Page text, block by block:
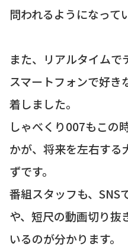
問われるようになって
また、リアルタイムで
スマートフォンで好き
着しました。
しゃべくり007もこの
かが、将来を左右する
ずです。
番組スタッフも、SNS
や、短尺の動画切り抜
いるのが分かります。